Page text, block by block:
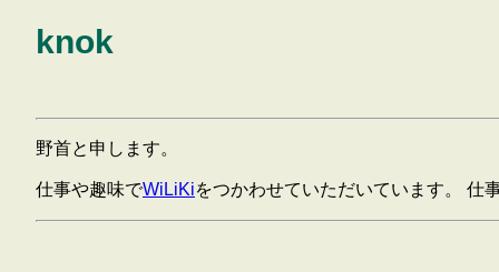
knok
野首と申します。
仕事や趣味でWiLiKiをつかわせていただいています。 仕